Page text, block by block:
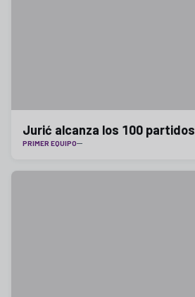
Jurić alcanza los 100 partidos
PRIMER EQUIPO